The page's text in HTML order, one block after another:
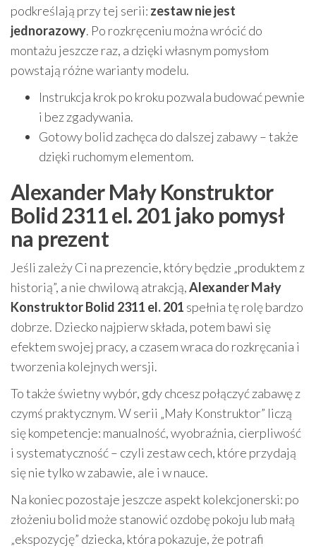
podkreślają przy tej serii: zestaw nie jest
jednorazowy. Po rozkręceniu można wrócić do
montażu jeszcze raz, a dzięki własnym pomysłom
powstają różne warianty modelu.
Instrukcja krok po kroku pozwala budować pewnie
i bez zgadywania.
Gotowy bolid zachęca do dalszej zabawy – także
dzięki ruchomym elementom.
Alexander Mały Konstruktor
Bolid 2311 el. 201 jako pomysł
na prezent
Jeśli zależy Ci na prezencie, który będzie „produktem z
historią”, a nie chwilową atrakcją,Alexander Mały
Konstruktor Bolid 2311 el. 201 spełnia tę rolę bardzo
dobrze. Dziecko najpierw składa, potem bawi się
efektem swojej pracy, a czasem wraca do rozkręcania i
tworzenia kolejnych wersji.
To także świetny wybór, gdy chcesz połączyć zabawę z
czymś praktycznym. W serii „Mały Konstruktor” liczą
się kompetencje: manualność, wyobraźnia, cierpliwość
i systematyczność – czyli zestaw cech, które przydają
się nie tylko w zabawie, ale i w nauce.
Na koniec pozostaje jeszcze aspekt kolekcjonerski: po
złożeniu bolid może stanowić ozdobę pokoju lub małą
„ekspozycję” dziecka, która pokazuje, że potrafi